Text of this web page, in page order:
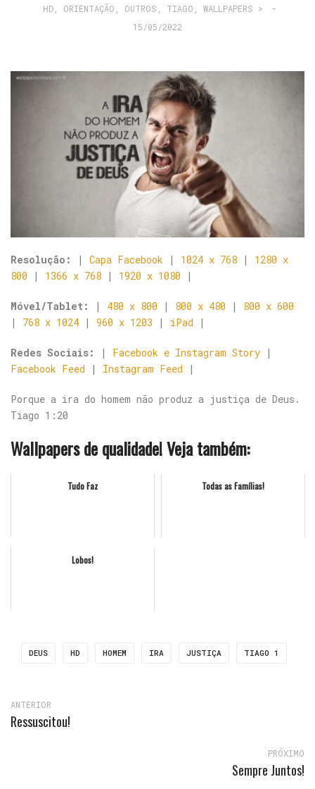
HD, ORIENTAÇÃO OUTROS TIAGO WALLPAPERS >
-
15/05/2022
Resolução: | Capa Facebook | 1024 x 768 | 1280 x
800 | 1366 x 768 | 1920 x 1080 |
Móvel/Tablet: | 480 x 800 | 800 x 480 | 800 x 600
| 768 x 1024 | 960 x 1203 | iPad |
Redes Sociais: | Facebook e Instagram Story |
Facebook Feed | Instagram Feed |
Porque a ira do homem não produz a justiça de Deus.
Tiago 1:20
Wallpapers de qualidade! Veja também:
Tudo Faz Todas as Famílias!
Lobos!
DEUS HD HOMEM IRA JUSTIÇA TIAGO 1
ANTERIOR
Ressuscitou!
PRÓXIMO
Sempre Juntos!